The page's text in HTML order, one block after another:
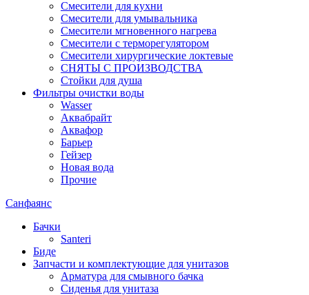
Смесители для кухни
Смесители для умывальника
Смесители мгновенного нагрева
Смесители с терморегулятором
Смесители хирургические локтевые
СНЯТЫ С ПРОИЗВОДСТВА
Стойки для душа
Фильтры очистки воды
Wasser
Аквабрайт
Аквафор
Барьер
Гейзер
Новая вода
Прочие
Санфаянс
Бачки
Santeri
Биде
Запчасти и комплектующие для унитазов
Арматура для смывного бачка
Сиденья для унитаза